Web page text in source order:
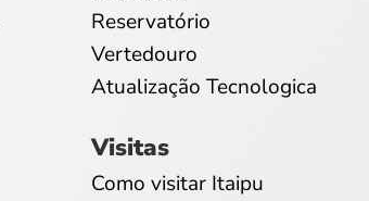
Reservatório
Vertedouro
Atualização Tecnologica
Visitas
Como visitar Itaipu